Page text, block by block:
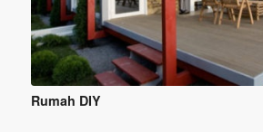
Rumah DIY